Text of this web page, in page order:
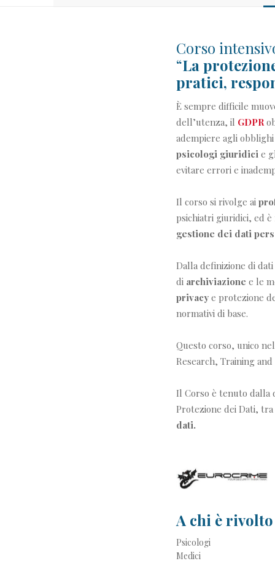
Corso
“La
pratici,
È sempre difficile
dell’utenza, il GDPR
adempiere agli
psicologi giuridici e
evitare errori e
Il corso si rivolge ai
psichiatri giuridici, ed
gestione dei dati
Dalla definizione di
di archiviazione e le
privacy e protezione
normativi di base.
Questo corso, unico
Research, Training
Il Corso è tenuto dalla
Protezione dei Dati,
dati.
A chi è rivolto
Psicologi
Medici